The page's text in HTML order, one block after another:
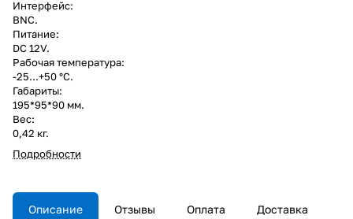
Интерфейс:
BNC.
Питание:
DC 12V.
Рабочая температура:
-25...+50 °С.
Габариты:
195*95*90 мм.
Вес:
0,42 кг.
Подробности
Описание Отзывы Оплата Доставка